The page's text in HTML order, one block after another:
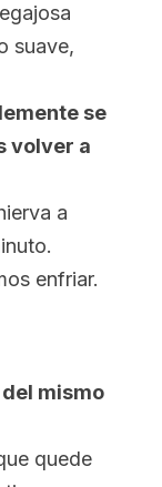
suave,
se
volver a
a
enfriar.
mismo
quede